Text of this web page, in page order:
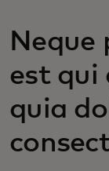
Neque
est qui
quia